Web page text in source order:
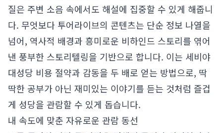
질은 주변 소음 속에서도 해설에 집중할 수 있게 해줍니
다. 무엇보다 투어라이브의 콘텐츠는 단순 정보 나열을
넘어, 역사적 배경과 흥미로운 비하인드 스토리를 엮어
낸 풍부한 스토리텔링을 기반으로 합니다. 이는 세비야
대성당 비용 절약과 감동을 두 배로 얻는 방법으로, 딱
딱한 공부가 아닌 재미있는 이야기를 듣는 것처럼 즐겁
게 성당을 관람할 수 있게 돕습니다.
내 속도에 맞춘 자유로운 관람 동선